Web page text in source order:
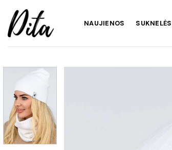
content
NAUJIENOS SUKNELĖS